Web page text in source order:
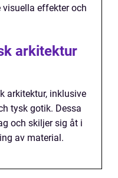
visuella effekter och
arkitektur
arkitektur, inklusive
tysk gotik. Dessa
och skiljer sig åt i
av material.